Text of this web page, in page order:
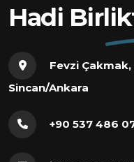
Hadi
Fevzi Çakmak,
Sincan/Ankara
+90 537 486